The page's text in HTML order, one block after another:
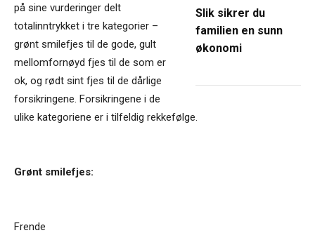
Slik sikrer du
familien en sunn
økonomi
på sine vurderinger delt
totalinntrykket i tre kategorier –
grønt smilefjes til de gode, gult
mellomfornøyd fjes til de som er
ok, og rødt sint fjes til de dårlige
forsikringene. Forsikringene i de
ulike kategoriene er i tilfeldig rekkefølge.
Grønt smilefjes:
Frende